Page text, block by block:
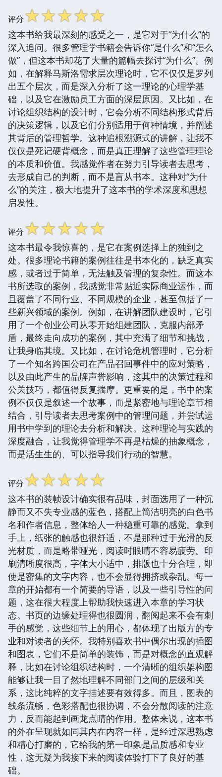
评分☆☆☆☆☆
这本书给我最深刻的感受之一，是它对于“为什么”的
深入追问。很多管理学书籍会告诉你“是什么”和“怎么
做”，但这本书却花了大量的篇幅去探讨“为什么”。例
如，在解释马斯洛需求层次理论时，它不仅仅是罗列
出五个层次，而是深入分析了这一理论的心理学基
础，以及它在激励员工方面的深层原因。又比如，在
讨论组织结构的设计时，它会分析不同结构形式背后
的决策逻辑，以及它们分别适用于何种情境，并阐述
其背后的管理哲学。这种追根溯源式的讲解，让我不
仅仅是死记硬背概念，而是真正理解了这些管理理论
的本质和价值。我感觉作者在努力引导读者去思考，
去形成自己的判断，而不是盲从书本。这种对“为什
么”的关注，极大地提升了这本书的学术深度和思想
启发性。
评分☆☆☆☆☆
这本书最令我惊喜的，是它在案例选择上的独到之
处。很多理论书籍的案例往往是书本化的，缺乏真实
感，或者过于简单，无法触及管理的复杂性。而这本
书所选取的案例，我感觉非常贴近实际商业运作，而
且覆盖了不同行业、不同规模的企业，甚至包括了一
些新兴领域的案例。例如，在讲解团队建设时，它引
用了一个创业公司从零开始组建团队，克服内部矛
盾，最终走向成功的案例，其中充满了细节和挑战，
让我身临其境。又比如，在讨论危机管理时，它分析
了一个知名跨国公司在产品召回事件中的应对策略，
以及由此产生的品牌声誉影响，这其中的决策过程和
公关技巧，都值得反复揣摩。更重要的是，书中的案
例不仅仅是叙述一个故事，而是紧密地与理论章节相
结合，引导读者去思考案例中的管理问题，并尝试运
用书中学到的理论去分析和解决。这种理论与实践的
深度融合，让我觉得管理学不再是枯燥的抽象概念，
而是活生生的、可以指导我们行动的智慧。
评分☆☆☆☆☆
这本书的装帧设计确实很有品味，封面选用了一种沉
静而又不失专业感的蓝色，搭配上简洁明亮的白色书
名和作者信息，整体给人一种稳重可靠的感觉。拿到
手上，纸张的触感也很舒适，不是那种过于光滑的反
光材质，而是略带哑光，阅读时眼睛不容易疲劳。印
刷清晰度很高，字体大小适中，排版也十分合理，即
使是密集的文字内容，也不会显得拥挤或杂乱。每一
章的开始都有一个简要的导语，以及一些引导性的问
题，这在很大程度上帮助我快速进入本章的学习状
态。书页的边缘处理得也很圆润，翻阅起来不会有刺
手的感觉，这些细节上的用心，都体现了出版方的专
业和对读者的关怀。我特别喜欢书中偶尔出现的插图
和图表，它们不是简单的装饰，而是对概念的直观解
释，比如在讨论组织结构时，一个清晰的组织架构图
能够让我一目了然地理解不同部门之间的层级和关
系，这比纯粹的文字描述要有效得多。而且，图表的
线条流畅，色彩搭配也很协调，不会分散阅读的注意
力，反而能起到画龙点睛的作用。整体来说，这本书
的外在呈现就如同其内在内容一样，是经过深思熟虑
和精心打磨的，它给我的第一印象是品质感和专业
性，这无疑为我接下来的阅读体验打下了良好的基
础。